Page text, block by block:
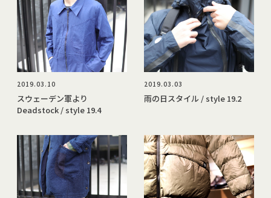
2019.03.10
スウェーデン軍より
Deadstock / style 19.4
2019.03.03
雨の日スタイル / style 19.2